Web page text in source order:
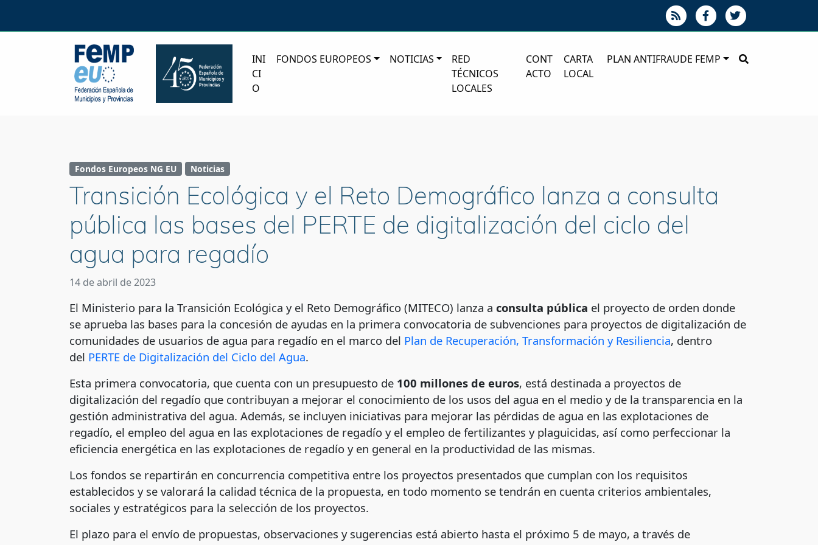
INI
CI
O
FONDOS EUROPEOS NOTICIAS
RED
TÉCNICOS
LOCALES
CONT
ACTO
CARTA
LOCAL
PLAN ANTIFRAUDE FEMP
Fondos Europeos NG EU Noticias
Transición Ecológica y el Reto Demográfico lanza a consulta
pública las bases del PERTE de digitalización del ciclo del
agua para regadío
14 de abril de 2023
El Ministerio para la Transición Ecológica y el Reto Demográfico (MITECO) lanza a consulta pública el proyecto de orden donde
se aprueba las bases para la concesión de ayudas en la primera convocatoria de subvenciones para proyectos de digitalización de
comunidades de usuarios de agua para regadío en el marco del Plan de Recuperación, Transformación y Resiliencia, dentro
del PERTE de Digitalización del Ciclo del Agua.
Esta primera convocatoria, que cuenta con un presupuesto de 100 millones de euros, está destinada a proyectos de
digitalización del regadío que contribuyan a mejorar el conocimiento de los usos del agua en el medio y de la transparencia en la
gestión administrativa del agua. Además, se incluyen iniciativas para mejorar las pérdidas de agua en las explotaciones de
regadío, el empleo del agua en las explotaciones de regadío y el empleo de fertilizantes y plaguicidas, así como perfeccionar la
eficiencia energética en las explotaciones de regadío y en general en la productividad de las mismas.
Los fondos se repartirán en concurrencia competitiva entre los proyectos presentados que cumplan con los requisitos
establecidos y se valorará la calidad técnica de la propuesta, en todo momento se tendrán en cuenta criterios ambientales,
sociales y estratégicos para la selección de los proyectos.
El plazo para el envío de propuestas, observaciones y sugerencias está abierto hasta el próximo 5 de mayo, a través de